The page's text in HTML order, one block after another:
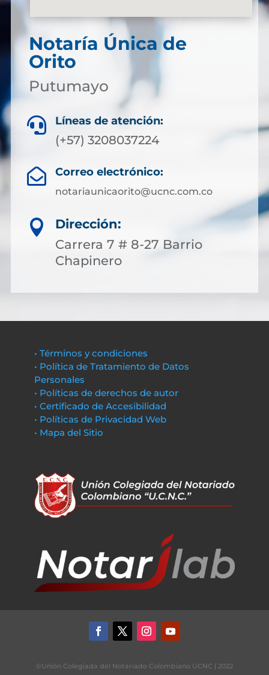
Notaría Única de
Orito
Putumayo
 Líneas de atención:
(+57) 3208037224
 Correo electrónico:
notariaunicaorito@ucnc.com.co

Dirección:
Carrera 7 # 8-27 Barrio
Chapinero
• Términos y condiciones
• Política de Tratamiento de Datos
Personales
• Políticas de derechos de autor
• Certificado de Accesibilidad
• Políticas de Privacidad Web
• Mapa del Sitio
©Unión Colegiada del Notariado Colombiano UCNC | 2022